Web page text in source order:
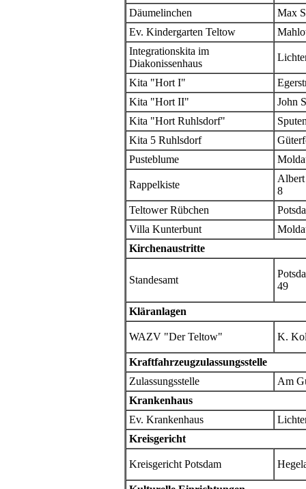
Däumelinchen
Max
Ev. Kindergarten Teltow
Integrationskita im
Diakonissenhaus
Kita "Hort I"
Kita "Hort II"
John
Kita "Hort Ruhlsdorf"
Kita 5 Ruhlsdorf
Pusteblume
Rappelkiste
Albert
8
Teltower Rübchen
Villa Kunterbunt
Kirchenaustritte
Standesamt
49
Kläranlagen
WAZV "Der Teltow" K.
Kraftfahrzeugzulassungsstelle
Zulassungsstelle
Am
Krankenhaus
Ev. Krankenhaus
Kreisgericht
Kreisgericht Potsdam